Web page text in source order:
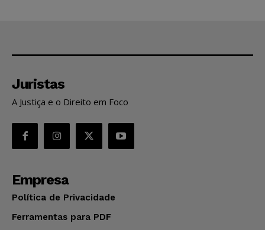
Juristas
A Justiça e o Direito em Foco
Empresa
Política de Privacidade
Ferramentas para PDF